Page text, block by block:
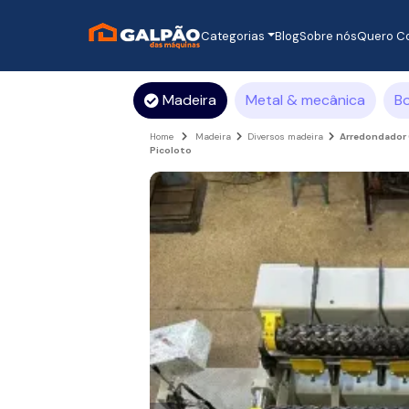
Categorias BlogSobre nósQuero
Madeira Metal & mecânica
Home Madeira Diversos madeira
Arredondador
Picoloto